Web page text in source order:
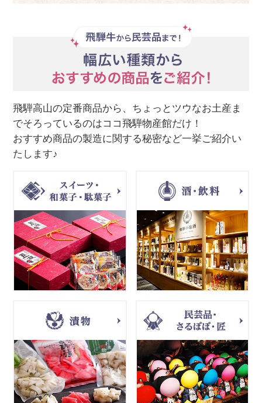
飛騨高山の定番商品から、ちょっとツウなお土産ま
でそろっているのはココ飛騨物産館だけ！
おすすめ商品の製造に関する秘密など一挙ご紹介い
たします♪